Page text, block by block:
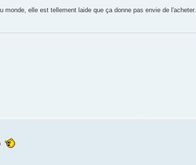
elle est tellement laide que ça donne pas envie de l'acheter.